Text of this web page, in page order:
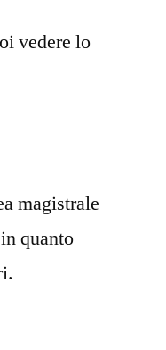
vedere lo
magistrale
quanto